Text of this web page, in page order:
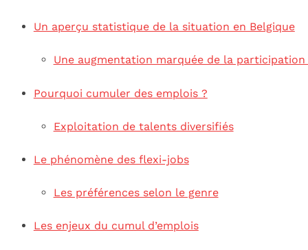
Un aperçu statistique de la situation en Belgique
Une augmentation marquée de la
Pourquoi cumuler des emplois ?
Exploitation de talents diversifiés
Le phénomène des flexi-jobs
Les préférences selon le genre
Les enjeux du cumul d’emplois